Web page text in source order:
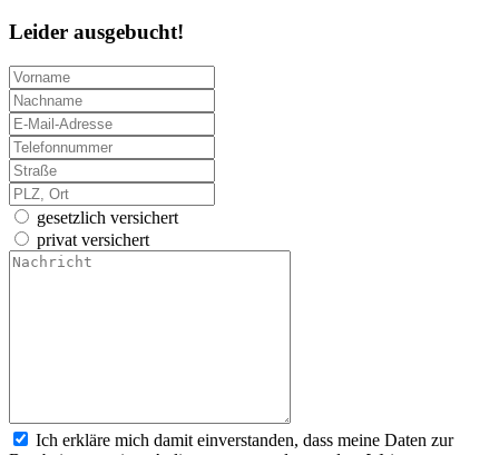
Leider ausgebucht!
gesetzlich versichert
privat versichert
Ich erkläre mich damit einverstanden, dass meine Daten zur